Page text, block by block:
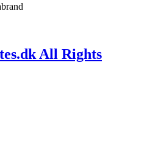
All Rights